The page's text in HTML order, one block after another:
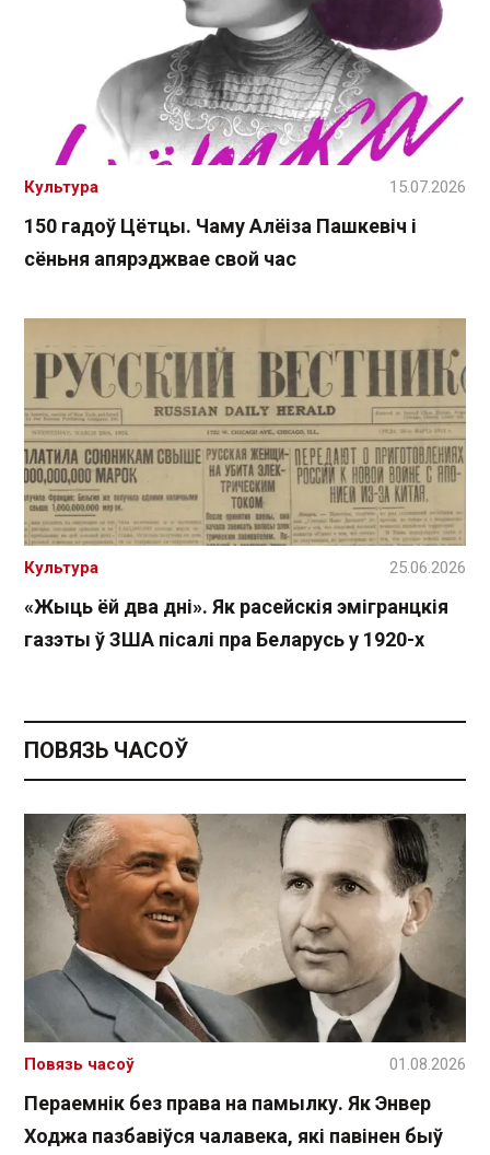
150 гадоў Цётцы. Чаму Алёіза Пашкевіч і
сёньня апярэджвае свой час
Культура 15.07.2026
«Жыць ёй два дні». Як расейскія эмігранцкія
газэты ў ЗША пісалі пра Беларусь у 1920-х
Культура 25.06.2026
ПОВЯЗЬ ЧАСОЎ
Пераемнік без права на памылку. Як Энвер
Ходжа пазбавіўся чалавека, які павінен быў
Повязь часоў 01.08.2026